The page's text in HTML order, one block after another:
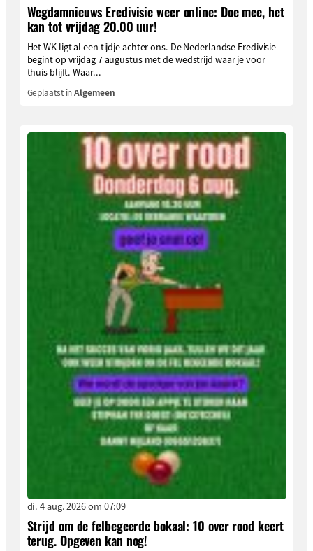
Wegdamnieuws Eredivisie weer online: Doe mee, het
kan tot vrijdag 20.00 uur!
Het WK ligt al een tijdje achter ons. De Nederlandse Eredivisie
begint op vrijdag 7 augustus met de wedstrijd waar je voor
thuis blijft. Waar...
Geplaatst inAlgemeen
di. 4 aug. 2026 om 07:09
Strijd om de felbegeerde bokaal: 10 over rood keert
terug. Opgeven kan nog!